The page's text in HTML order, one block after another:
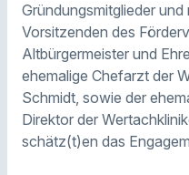
Gründungsmitglieder
Vorsitzenden des
Altbürgermeister und
ehemalige Chefarzt der
Schmidt, sowie der
Direktor der
schätz(t)en das